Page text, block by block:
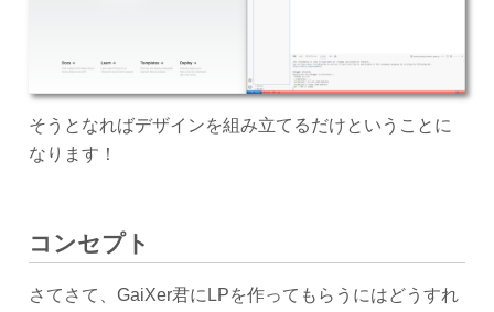
そうとなればデザインを組み立てるだけということに
なります！
コンセプト
さてさて、GaiXer君にLPを作ってもらうにはどうすれ